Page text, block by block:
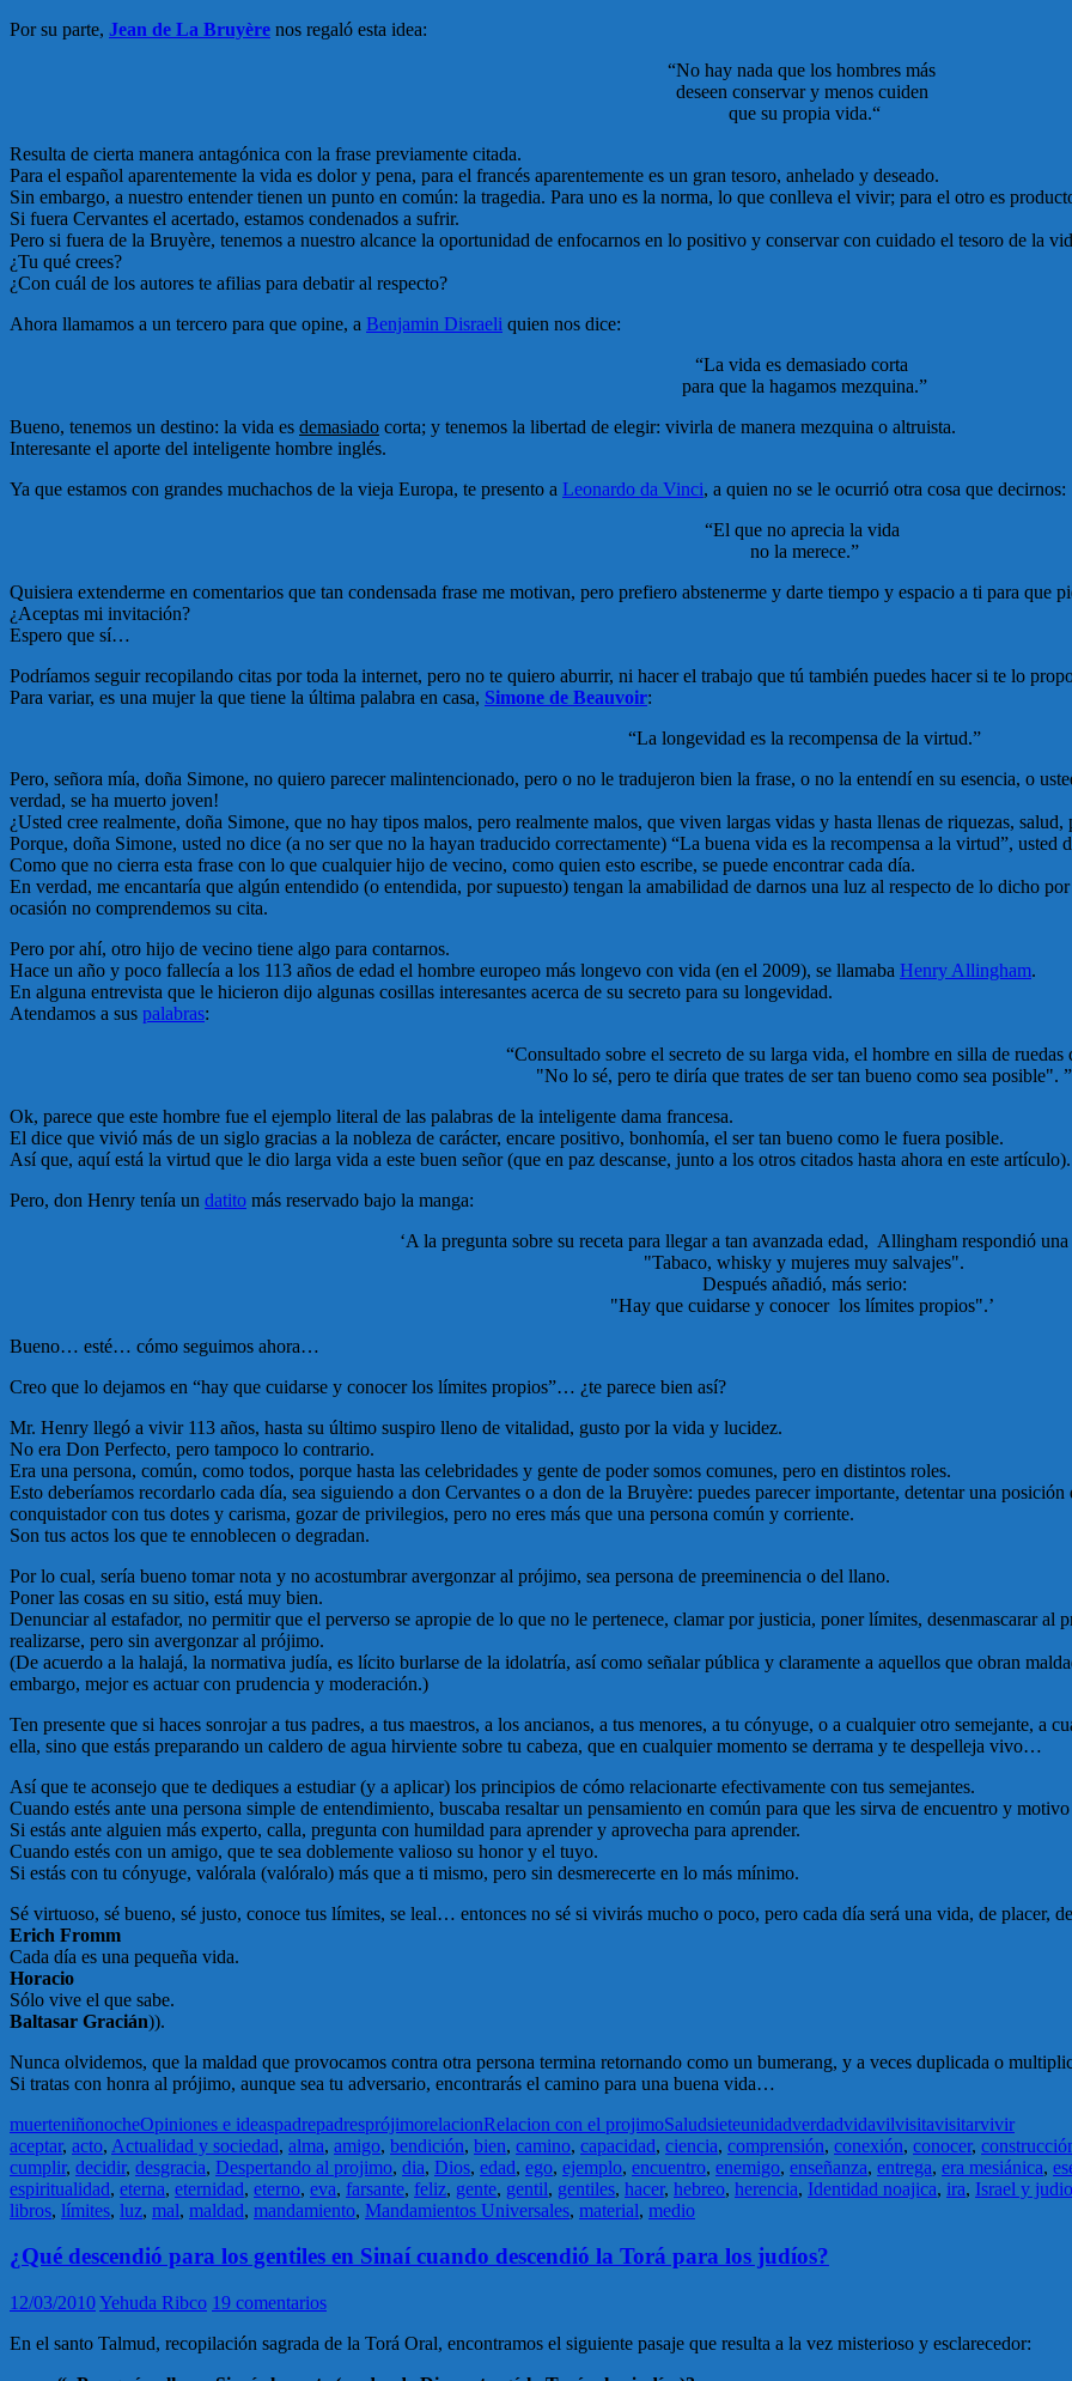
Por su parte, Jean de La Bruyère nos regaló esta idea:
“No hay nada que los hombres más
deseen conservar y menos cuiden
que su propia vida.“
Resulta de cierta manera antagónica con la frase previamente citada.
Para el español aparentemente la vida es dolor y pena, para el francés aparentemente es un gran tesoro, anhelado y deseado.
Sin embargo, a nuestro entender tienen un punto en común: la tragedia. Para uno es la norma, lo que conlleva el vivir; para el otro es
Si fuera Cervantes el acertado, estamos condenados a sufrir.
Pero si fuera de la Bruyère, tenemos a nuestro alcance la oportunidad de enfocarnos en lo positivo y conservar con cuidado el tesoro de la
¿Tu qué crees?
¿Con cuál de los autores te afilias para debatir al respecto?
Ahora llamamos a un tercero para que opine, a Benjamin Disraeli quien nos dice:
“La vida es demasiado corta
para que la hagamos mezquina.”
Bueno, tenemos un destino: la vida es demasiado corta; y tenemos la libertad de elegir: vivirla de manera mezquina o altruista.
Interesante el aporte del inteligente hombre inglés.
Ya que estamos con grandes muchachos de la vieja Europa, te presento a Leonardo da Vinci, a quien no se le ocurrió otra cosa que decirnos:
“El que no aprecia la vida
no la merece.”
Quisiera extenderme en comentarios que tan condensada frase me motivan, pero prefiero abstenerme y darte tiempo y espacio a ti para que
¿Aceptas mi invitación?
Espero que sí…
Podríamos seguir recopilando citas por toda la internet, pero no te quiero aburrir, ni hacer el trabajo que tú también puedes hacer si te lo
Para variar, es una mujer la que tiene la última palabra en casa, Simone de Beauvoir:
“La longevidad es la recompensa de la virtud.”
Pero, señora mía, doña Simone, no quiero parecer malintencionado, pero o no le tradujeron bien la frase, o no la entendí en su esencia, o
verdad, se ha muerto joven!
¿Usted cree realmente, doña Simone, que no hay tipos malos, pero realmente malos, que viven largas vidas y hasta llenas de riquezas, salud,
Porque, doña Simone, usted no dice (a no ser que no la hayan traducido correctamente) “La buena vida es la recompensa a la virtud”,
Como que no cierra esta frase con lo que cualquier hijo de vecino, como quien esto escribe, se puede encontrar cada día.
En verdad, me encantaría que algún entendido (o entendida, por supuesto) tengan la amabilidad de darnos una luz al respecto de lo dicho
ocasión no comprendemos su cita.
Pero por ahí, otro hijo de vecino tiene algo para contarnos.
Hace un año y poco fallecía a los 113 años de edad el hombre europeo más longevo con vida (en el 2009), se llamaba Henry Allingham.
En alguna entrevista que le hicieron dijo algunas cosillas interesantes acerca de su secreto para su longevidad.
Atendamos a sus palabras:
“Consultado sobre el secreto de su larga vida, el hombre en silla de ruedas
"No lo sé, pero te diría que trates de ser tan bueno como sea posible". ”
Ok, parece que este hombre fue el ejemplo literal de las palabras de la inteligente dama francesa.
El dice que vivió más de un siglo gracias a la nobleza de carácter, encare positivo, bonhomía, el ser tan bueno como le fuera posible.
Así que, aquí está la virtud que le dio larga vida a este buen señor (que en paz descanse, junto a los otros citados hasta ahora en este artículo).
Pero, don Henry tenía un datito más reservado bajo la manga:
‘A la pregunta sobre su receta para llegar a tan avanzada edad, Allingham respondió
"Tabaco, whisky y mujeres muy salvajes".
Después añadió, más serio:
"Hay que cuidarse y conocer los límites propios".’
Bueno… esté… cómo seguimos ahora…
Creo que lo dejamos en “hay que cuidarse y conocer los límites propios”… ¿te parece bien así?
Mr. Henry llegó a vivir 113 años, hasta su último suspiro lleno de vitalidad, gusto por la vida y lucidez.
No era Don Perfecto, pero tampoco lo contrario.
Era una persona, común, como todos, porque hasta las celebridades y gente de poder somos comunes, pero en distintos roles.
Esto deberíamos recordarlo cada día, sea siguiendo a don Cervantes o a don de la Bruyère: puedes parecer importante, detentar una
conquistador con tus dotes y carisma, gozar de privilegios, pero no eres más que una persona común y corriente.
Son tus actos los que te ennoblecen o degradan.
Por lo cual, sería bueno tomar nota y no acostumbrar avergonzar al prójimo, sea persona de preeminencia o del llano.
Poner las cosas en su sitio, está muy bien.
Denunciar al estafador, no permitir que el perverso se apropie de lo que no le pertenece, clamar por justicia, poner límites, desenmascarar al
realizarse, pero sin avergonzar al prójimo.
(De acuerdo a la halajá, la normativa judía, es lícito burlarse de la idolatría, así como señalar pública y claramente a aquellos que obran
embargo, mejor es actuar con prudencia y moderación.)
Ten presente que si haces sonrojar a tus padres, a tus maestros, a los ancianos, a tus menores, a tu cónyuge, o a cualquier otro semejante, a
ella, sino que estás preparando un caldero de agua hirviente sobre tu cabeza, que en cualquier momento se derrama y te despelleja vivo…
Así que te aconsejo que te dediques a estudiar (y a aplicar) los principios de cómo relacionarte efectivamente con tus semejantes.
Cuando estés ante una persona simple de entendimiento, buscaba resaltar un pensamiento en común para que les sirva de encuentro y
Si estás ante alguien más experto, calla, pregunta con humildad para aprender y aprovecha para aprender.
Cuando estés con un amigo, que te sea doblemente valioso su honor y el tuyo.
Si estás con tu cónyuge, valórala (valóralo) más que a ti mismo, pero sin desmerecerte en lo más mínimo.
Sé virtuoso, sé bueno, sé justo, conoce tus límites, se leal… entonces no sé si vivirás mucho o poco, pero cada día será una vida, de placer,
Erich Fromm
Cada día es una pequeña vida.
Horacio
Sólo vive el que sabe.
Baltasar Gracián)).
Nunca olvidemos, que la maldad que provocamos contra otra persona termina retornando como un bumerang, y a veces duplicada o
Si tratas con honra al prójimo, aunque sea tu adversario, encontrarás el camino para una buena vida…
muerteniñonocheOpiniones e ideaspadrepadresprójimorelacionRelacion con el projimoSaludsieteunidadverdadvidavilvisitavisitarvivir
aceptar, acto, Actualidad y sociedad, alma, amigo, bendición, bien, camino, capacidad, ciencia, comprensión, conexión, conocer,
cumplir, decidir, desgracia, Despertando al projimo, dia, Dios, edad, ego, ejemplo, encuentro, enemigo, enseñanza, entrega, era mesiánica,
espiritualidad, eterna, eternidad, eterno, eva, farsante, feliz, gente, gentil, gentiles, hacer, hebreo, herencia, Identidad noajica, ira, Israel y
libros, límites, luz, mal, maldad, mandamiento, Mandamientos Universales, material, medio
¿Qué descendió para los gentiles en Sinaí cuando descendió la Torá para los judíos?
12/03/2010Yehuda Ribco 19 comentarios
En el santo Talmud, recopilación sagrada de la Torá Oral, encontramos el siguiente pasaje que resulta a la vez misterioso y esclarecedor: